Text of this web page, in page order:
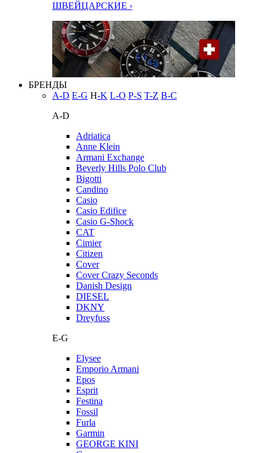
ШВЕЙЦАРСКИЕ ›
БРЕНДЫ
A-D E-G H-K L-O P-S T-Z В-С
A-D
Adriatica
Anne Klein
Armani Exchange
Beverly Hills Polo Club
Bigotti
Candino
Casio
Casio Edifice
Casio G-Shock
CAT
Cimier
Citizen
Cover
Cover Crazy Seconds
Danish Design
DIESEL
DKNY
Dreyfuss
E-G
Elysee
Emporio Armani
Epos
Esprit
Festina
Fossil
Furla
Garmin
GEORGE KINI